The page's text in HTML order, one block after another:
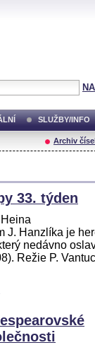
SLUŽBY/INFO
Archiv
33. týden
J. Hanzlíka je
nedávno
Režie P.